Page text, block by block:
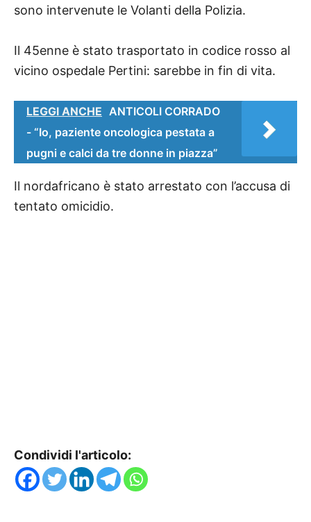
sono intervenute le Volanti della Polizia.
Il 45enne è stato trasportato in codice rosso al
vicino ospedale Pertini: sarebbe in fin di vita.
LEGGI ANCHE ANTICOLI CORRADO
- “Io, paziente oncologica pestata a
pugni e calci da tre donne in piazza”
Il nordafricano è stato arrestato con l’accusa di
tentato omicidio.
Condividi l'articolo: